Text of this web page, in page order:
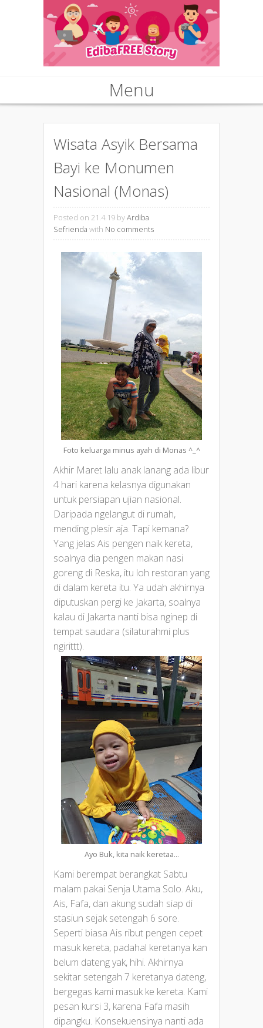
Menu
Wisata Asyik Bersama
Bayi ke Monumen
Nasional (Monas)
Posted on 21.4.19 byArdiba
Sefrienda with No comments
Foto keluarga minus ayah di Monas ^_^
Akhir Maret lalu anak lanang ada libur
4 hari karena kelasnya digunakan
untuk persiapan ujian nasional.
Daripada ngelangut di rumah,
mending plesir aja. Tapi kemana?
Yang jelas Ais pengen naik kereta,
soalnya dia pengen makan nasi
goreng di Reska, itu loh restoran yang
di dalam kereta itu. Ya udah akhirnya
diputuskan pergi ke Jakarta, soalnya
kalau di Jakarta nanti bisa nginep di
tempat saudara (silaturahmi plus
ngirittt).
Ayo Buk, kita naik keretaa...
Kami berempat berangkat Sabtu
malam pakai Senja Utama Solo. Aku,
Ais, Fafa, dan akung sudah siap di
stasiun sejak setengah 6 sore.
Seperti biasa Ais ribut pengen cepet
masuk kereta, padahal keretanya kan
belum dateng yak, hihi. Akhirnya
sekitar setengah 7 keretanya dateng,
bergegas kami masuk ke kereta. Kami
pesan kursi 3, karena Fafa masih
dipangku. Konsekuensinya nanti ada